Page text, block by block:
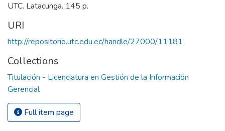
UTC. Latacunga. 145 p.
URI
http://repositorio.utc.edu.ec/handle/27000/11181
Collections
Titulación - Licenciatura en Gestión de la Información
Gerencial
Full item page